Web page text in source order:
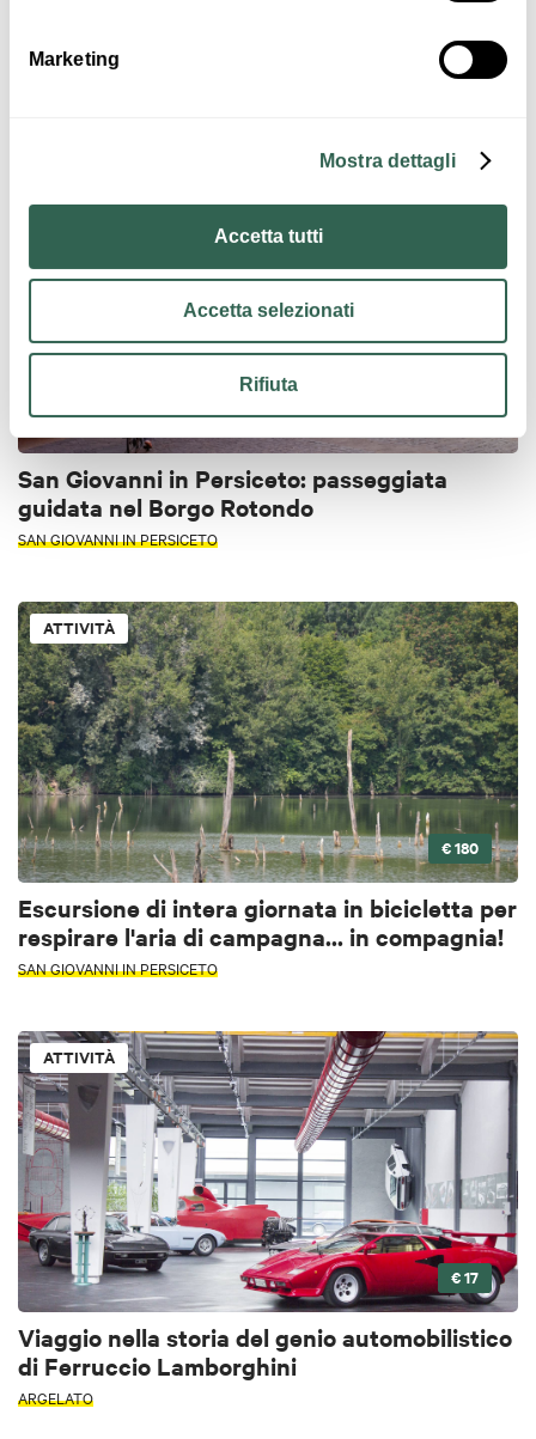
Marketing
Mostra dettagli
Accetta tutti
Accetta selezionati
Rifiuta
Gli abitanti della campagna
€ 15
San Giovanni in Persiceto: passeggiata
guidata nel Borgo Rotondo
SAN GIOVANNI IN PERSICETO
ATTIVITÀ
€ 180
Escursione di intera giornata in bicicletta per
respirare l'aria di campagna... in compagnia!
SAN GIOVANNI IN PERSICETO
ATTIVITÀ
€ 17
Viaggio nella storia del genio automobilistico
di Ferruccio Lamborghini
ARGELATO